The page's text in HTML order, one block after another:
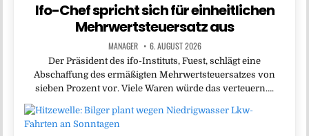
Ifo-Chef spricht sich für einheitlichen
Mehrwertsteuersatz aus
MANAGER 6. AUGUST 2026
Der Präsident des ifo-Instituts, Fuest, schlägt eine
Abschaffung des ermäßigten Mehrwertsteuersatzes von
sieben Prozent vor. Viele Waren würde das verteuern….